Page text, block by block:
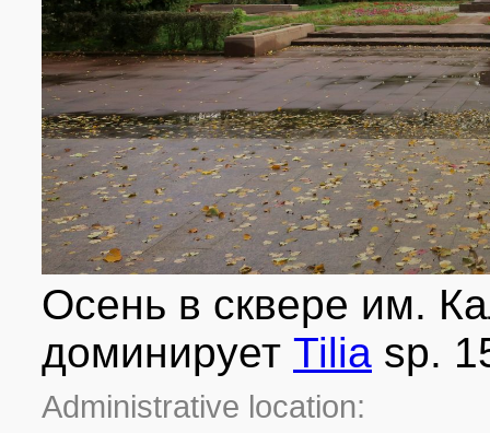
Осень в сквере им.
доминирует Tilia sp.
Administrative location: